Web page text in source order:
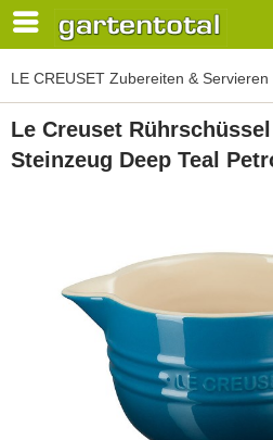
LE CREUSET Zubereiten & Servieren
Le Creuset
Steinzeug Deep Teal